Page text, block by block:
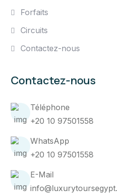
Forfaits
Circuits
Contactez-nous
Contactez-nous
Téléphone
+20 10 97501558
WhatsApp
+20 10 97501558
E-Mail